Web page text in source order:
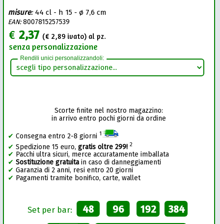
misure: 44 cl - h 15 - ø 7,6 cm
EAN:8007815257539
€ 2,37 (€ 2,89 ivato) al pz.
senza personalizzazione
Rendili unici personalizzandoli:
Scorte finite nel nostro magazzino:
in arrivo entro pochi giorni da ordine
✔ Consegna entro 2-8 giorni 1
✔ Spedizione 15 euro,gratis oltre 299! 2
✔ Pacchi ultra sicuri, merce accuratamente imballata
✔ Sostituzione gratuitain caso di danneggiamenti
✔ Garanzia di 2 anni, resi entro 20 giorni
✔ Pagamenti tramite bonifico, carte, wallet
Set per bar: 48 96 192 384